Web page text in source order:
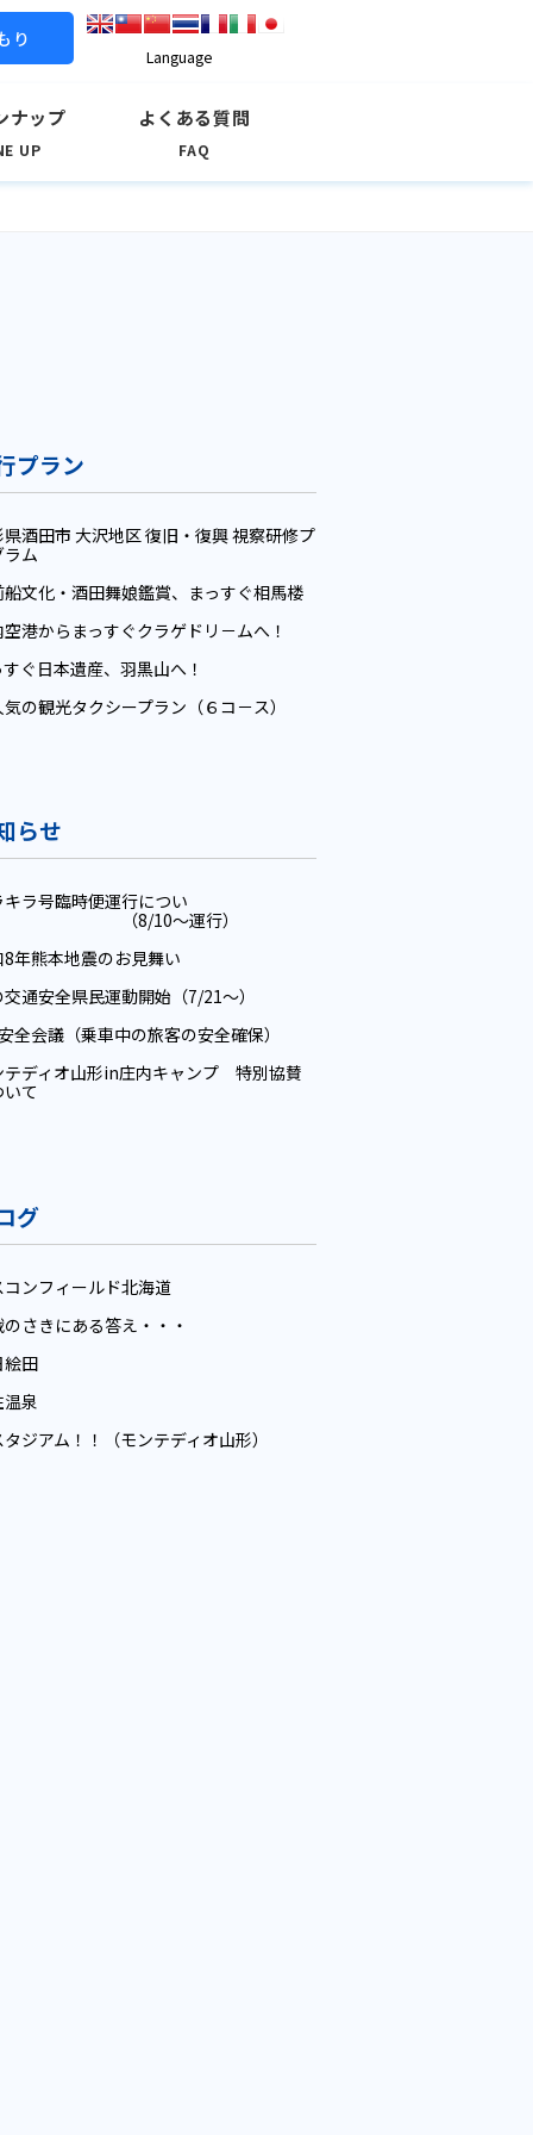
り
Language
ナップ
UP
よくある質問
FAQ
プラン
県酒田市 大沢地区 復旧・復興 視察研修プ
ム
船文化・酒田舞娘鑑賞、まっすぐ相馬楼
港からまっすぐクラゲドリ－ムへ！
ぐ日本遺産、羽黒山へ！
の観光タクシープラン（６コ－ス）
らせ
キラ号臨時便運行につい
（8/10～運行）
8年熊本地震のお見舞い
通安全県民運動開始（7/21～）
全会議（乗車中の旅客の安全確保）
テディオ山形in庄内キャンプ 特別協賛
て
グ
コンフィールド北海道
さきにある答え・・・
絵田
泉
ジアム！！（モンテディオ山形）